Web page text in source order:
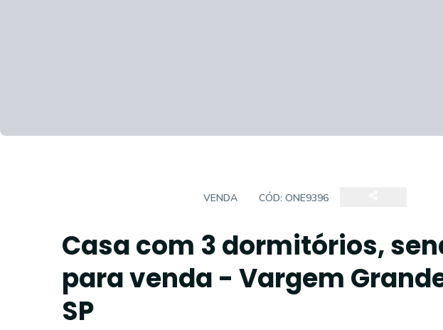
VENDA CÓD: ONE9396
Casa com 3 dormitórios,
para venda - Vargem
SP